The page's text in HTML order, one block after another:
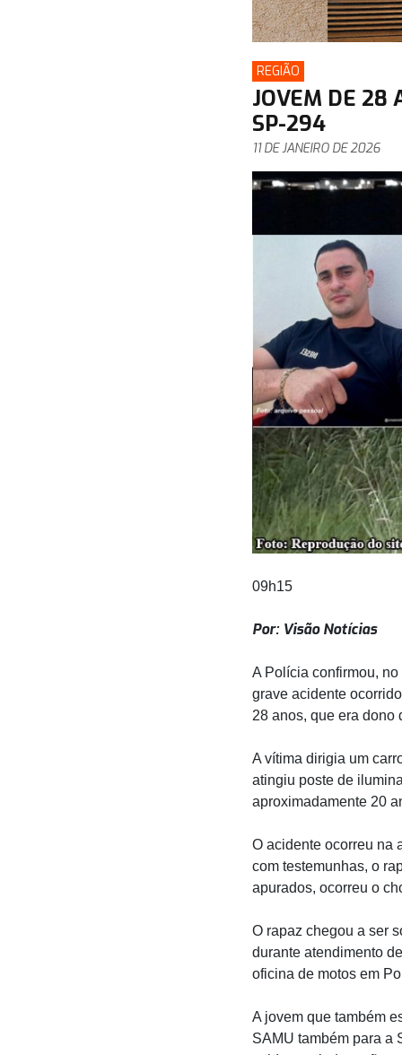
REGIÃO
JOVEM DE 28
SP-294
11 DE JANEIRO DE 2026
09h15
Por: Visão Notícias
A Polícia confirmou,
grave acidente
28 anos, que era dono
A vítima dirigia um
atingiu poste de
aproximadamente 20
O acidente ocorreu na
com testemunhas, o
apurados, ocorreu o
O rapaz chegou a ser
durante atendimento
oficina de motos em
A jovem que também
SAMU também para a